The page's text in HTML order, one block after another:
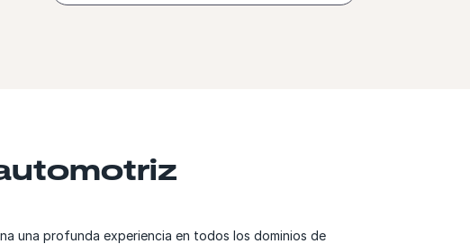
una profunda experiencia en todos los dominios de